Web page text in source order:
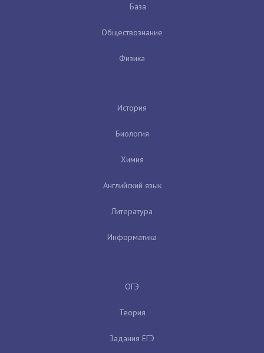
База
Обществознание
Физика
История
Биология
Химия
Английский язык
Литература
Информатика
ОГЭ
Теория
Задания ЕГЭ